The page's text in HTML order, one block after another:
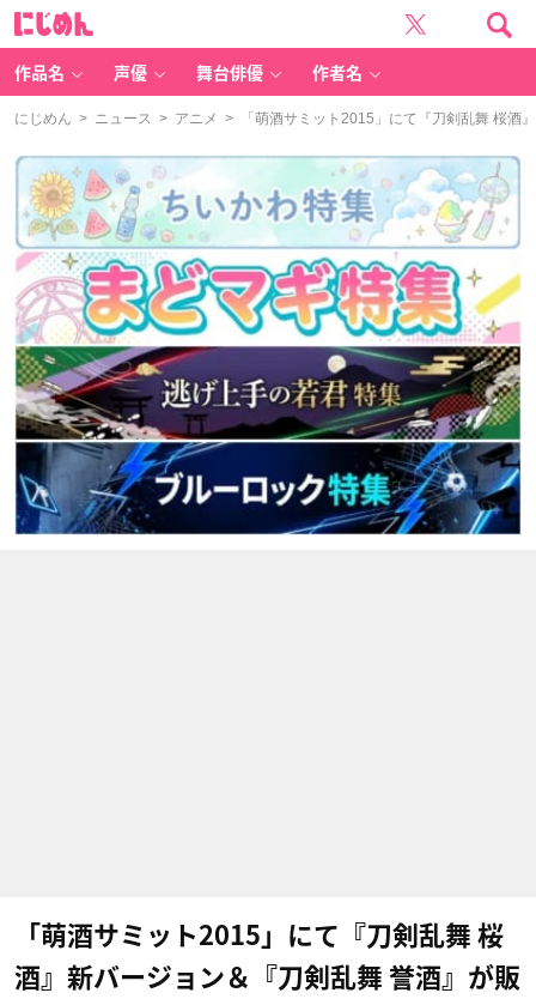
作品名 声優 舞台俳優 作者名
にじめん > ニュース > アニメ > 「萌酒サミット2015」にて『刀剣乱舞 桜酒
「萌酒サミット2015」にて『刀剣乱舞 桜
酒』新バージョン＆『刀剣乱舞 誉酒』が販